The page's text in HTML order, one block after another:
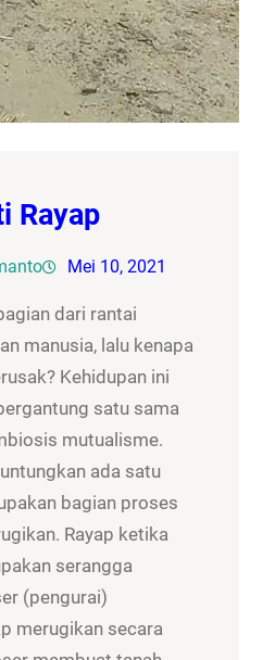
Rayap
Mei 10, 2021
dari rantai
manusia, lalu kenapa
Kehidupan ini
satu sama
mutualisme.
ada satu
bagian proses
Rayap ketika
serangga
(pengurai)
merugikan secara